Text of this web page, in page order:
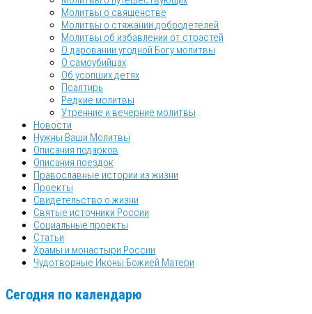
Молитвы о священстве
Молитвы о стяжании добродетелей
Молитвы об избавлении от страстей
О даровании угодной Богу молитвы
О самоубийцах
Об усопших детях
Псалтирь
Редкие молитвы
Утренние и вечерние молитвы
Новости
Нужны Ваши Молитвы
Описания подарков
Описания поездок
Православные истории из жизни
Проекты
Свидетельство о жизни
Святые источники России
Социальные проекты
Статьи
Храмы и монастыри России
Чудотворные Иконы Божией Матери
Сегодня по календарю